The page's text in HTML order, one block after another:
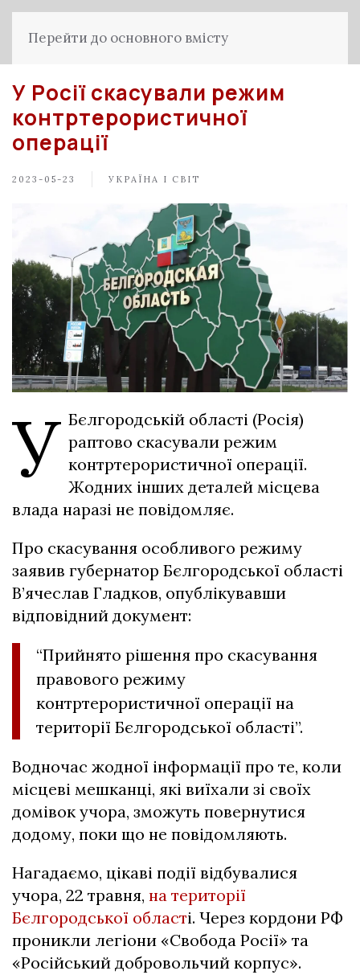
Перейти до основного вмісту
У Росії скасували режим
контртерористичної
операції
2023-05-23 УКРАЇНА І СВІТ
У Бєлгородській області (Росія)
раптово скасували режим
контртерористичної операції.
Жодних інших деталей місцева
влада наразі не повідомляє.
Про скасування особливого режиму
заявив губернатор Бєлгородської області
В’ячеслав Гладков, опублікувавши
відповідний документ:
“Прийнято рішення про скасування
правового режиму
контртерористичної операції на
території Бєлгородської області”.
Водночас жодної інформації про те, коли
місцеві мешканці, які виїхали зі своїх
домівок учора, зможуть повернутися
додому, поки що не повідомляють.
Нагадаємо, цікаві події відбувалися
учора, 22 травня, на території
Бєлгородської області. Через кордони РФ
проникли легіони «Свобода Росії» та
«Російський добровольчий корпус».